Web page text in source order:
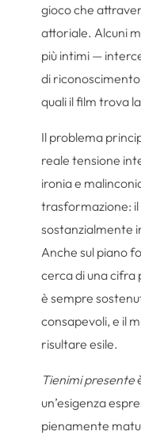
gioco che
attoriale. Alcuni
più intimi —
di
quali il film trova
Il problema
reale tensione
ironia e
trasformazione:
sostanzialmente
Anche sul piano
cerca di una cifra
è sempre
consapevoli, e il
risultare esile.
Tienimi presente
un’esigenza
pienamente